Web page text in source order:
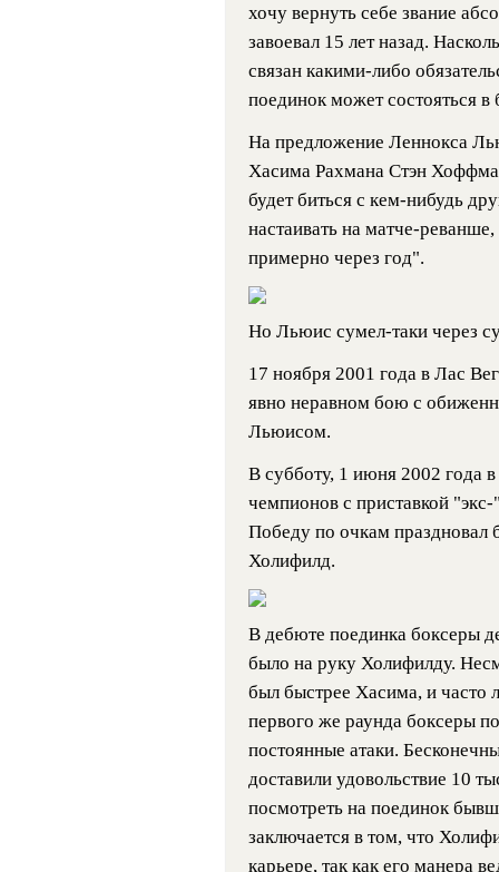
хочу вернуть себе звание
завоевал 15 лет назад.
связан какими-либо
поединок может состояться
На предложение Леннокса
Хасима Рахмана Стэн
будет биться с кем-нибудь
настаивать на матче-
примерно через год".
Но Льюис сумел-таки через
17 ноября 2001 года в Лас
явно неравном бою с
Льюисом.
В субботу, 1 июня 2002 года
чемпионов с приставкой
Победу по очкам праздновал
Холифилд.
В дебюте поединка боксеры
было на руку Холифилду.
был быстрее Хасима, и часто
первого же раунда боксеры
постоянные атаки.
доставили удовольствие 10
посмотреть на поединок
заключается в том, что
карьере, так как его манера